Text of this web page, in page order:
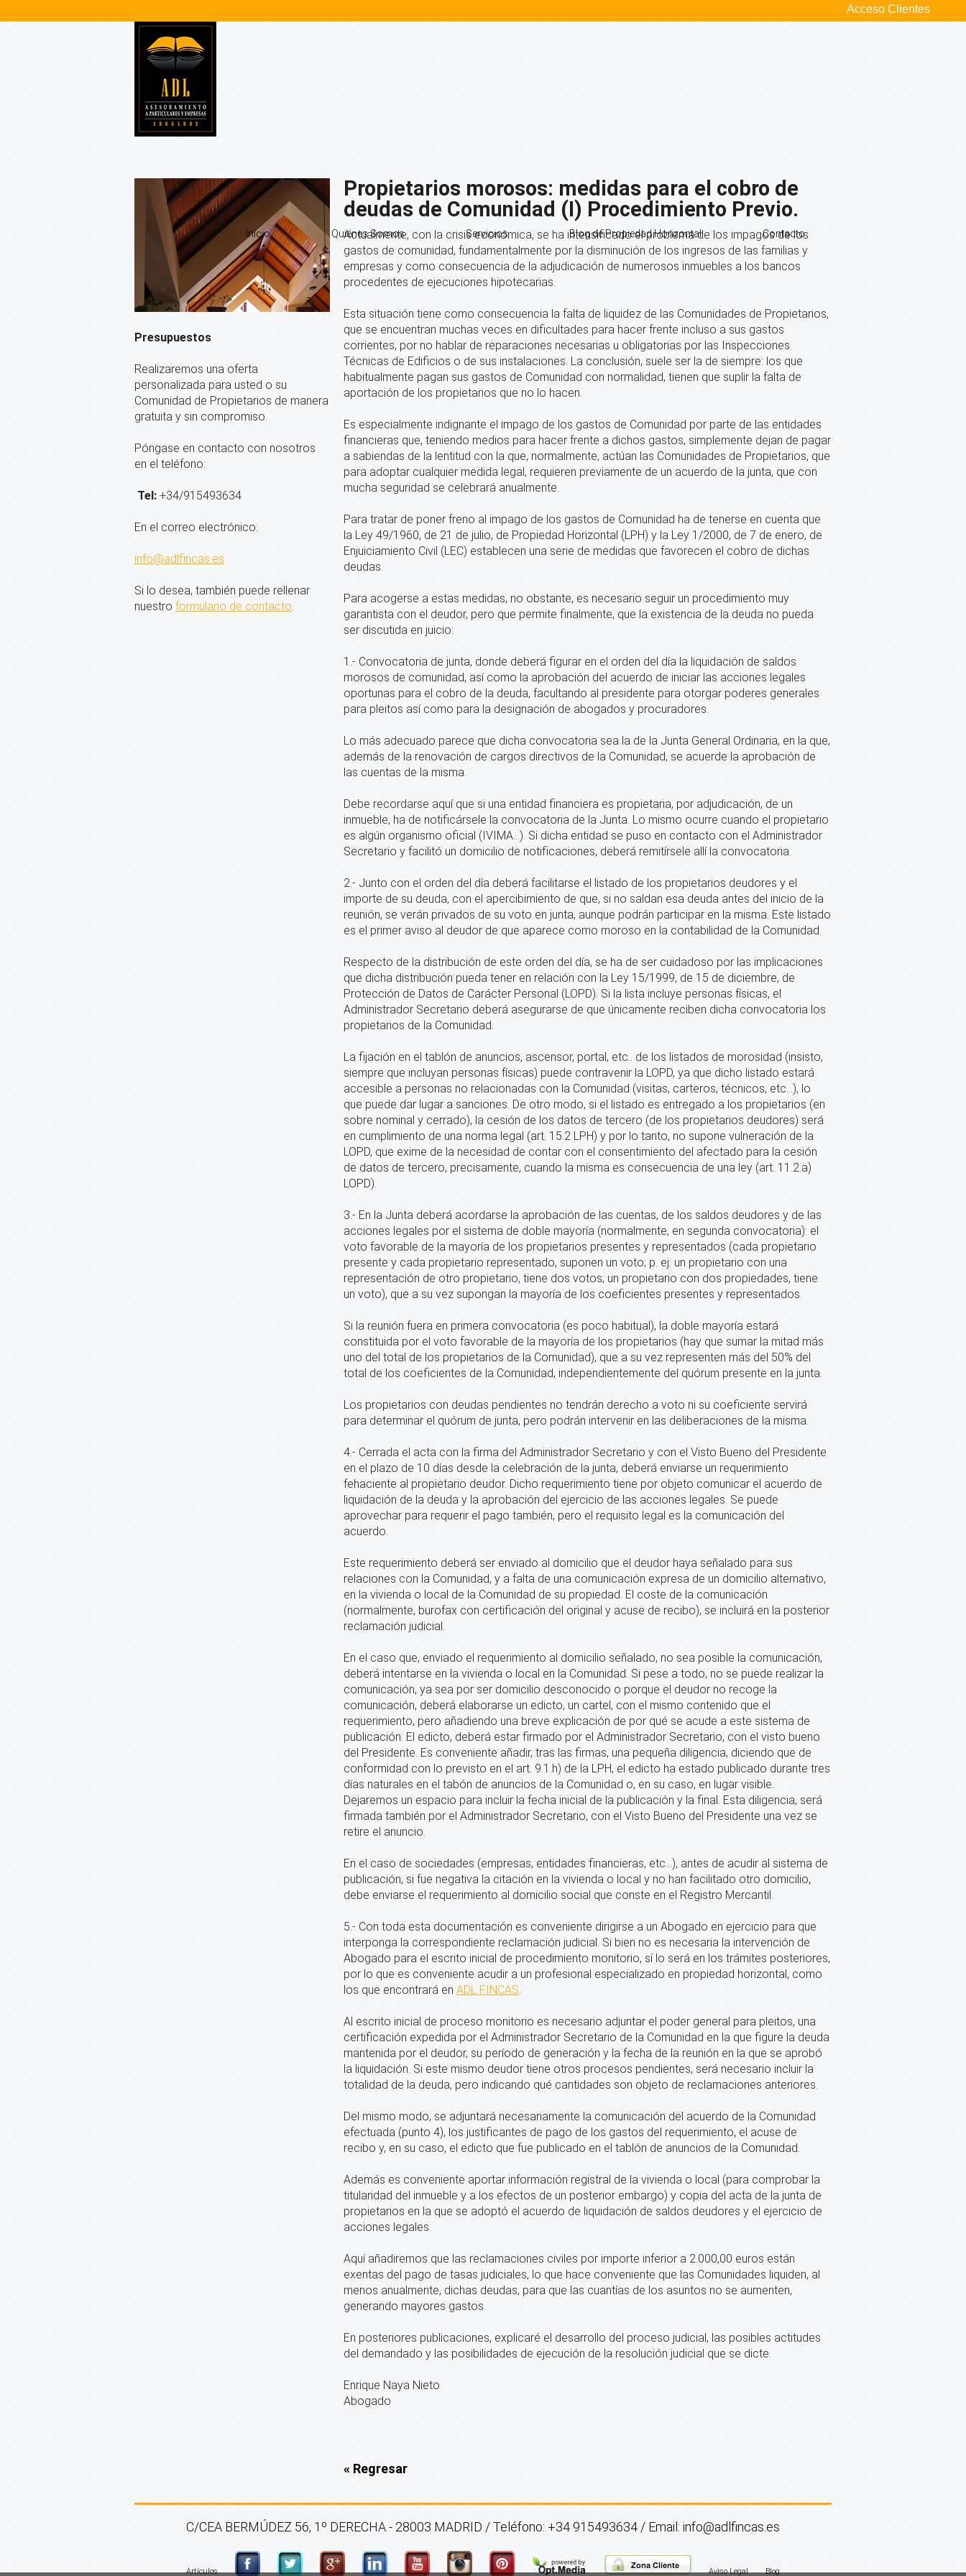
Inicio Quiénes Somos Servicios Blog de Propiedad Horizontal Contacto
Acceso Clientes
Presupuestos
Realizaremos una oferta
personalizada para usted o su
Comunidad de Propietarios de manera
gratuita y sin compromiso.
Póngase en contacto con nosotros
en el teléfono:
Tel: +34/915493634
En el correo electrónico:
info@adlfincas.es
Si lo desea, también puede rellenar
nuestro formulario de contacto.
Propietarios morosos: medidas para el cobro de
deudas de Comunidad (I) Procedimiento Previo.
Actualmente, con la crisis económica, se ha intensificado el problema de los impagos de los
gastos de comunidad, fundamentalmente por la disminución de los ingresos de las familias y
empresas y como consecuencia de la adjudicación de numerosos inmuebles a los bancos
procedentes de ejecuciones hipotecarias.
Esta situación tiene como consecuencia la falta de liquidez de las Comunidades de Propietarios,
que se encuentran muchas veces en dificultades para hacer frente incluso a sus gastos
corrientes, por no hablar de reparaciones necesarias u obligatorias por las Inspecciones
Técnicas de Edificios o de sus instalaciones. La conclusión, suele ser la de siempre: los que
habitualmente pagan sus gastos de Comunidad con normalidad, tienen que suplir la falta de
aportación de los propietarios que no lo hacen.
Es especialmente indignante el impago de los gastos de Comunidad por parte de las entidades
financieras que, teniendo medios para hacer frente a dichos gastos, simplemente dejan de pagar
a sabiendas de la lentitud con la que, normalmente, actúan las Comunidades de Propietarios, que
para adoptar cualquier medida legal, requieren previamente de un acuerdo de la junta, que con
mucha seguridad se celebrará anualmente.
Para tratar de poner freno al impago de los gastos de Comunidad ha de tenerse en cuenta que
la Ley 49/1960, de 21 de julio, de Propiedad Horizontal (LPH) y la Ley 1/2000, de 7 de enero, de
Enjuiciamiento Civil (LEC) establecen una serie de medidas que favorecen el cobro de dichas
deudas.
Para acogerse a estas medidas, no obstante, es necesario seguir un procedimiento muy
garantista con el deudor, pero que permite finalmente, que la existencia de la deuda no pueda
ser discutida en juicio:
1.- Convocatoria de junta, donde deberá figurar en el orden del día la liquidación de saldos
morosos de comunidad, así como la aprobación del acuerdo de iniciar las acciones legales
oportunas para el cobro de la deuda, facultando al presidente para otorgar poderes generales
para pleitos así como para la designación de abogados y procuradores.
Lo más adecuado parece que dicha convocatoria sea la de la Junta General Ordinaria, en la que,
además de la renovación de cargos directivos de la Comunidad, se acuerde la aprobación de
las cuentas de la misma.
Debe recordarse aquí que si una entidad financiera es propietaria, por adjudicación, de un
inmueble, ha de notificársele la convocatoria de la Junta. Lo mismo ocurre cuando el propietario
es algún organismo oficial (IVIMA...). Si dicha entidad se puso en contacto con el Administrador
Secretario y facilitó un domicilio de notificaciones, deberá remitírsele allí la convocatoria.
2.- Junto con el orden del día deberá facilitarse el listado de los propietarios deudores y el
importe de su deuda, con el apercibimiento de que, si no saldan esa deuda antes del inicio de la
reunión, se verán privados de su voto en junta, aunque podrán participar en la misma. Este listado
es el primer aviso al deudor de que aparece como moroso en la contabilidad de la Comunidad.
Respecto de la distribución de este orden del día, se ha de ser cuidadoso por las implicaciones
que dicha distribución pueda tener en relación con la Ley 15/1999, de 15 de diciembre, de
Protección de Datos de Carácter Personal (LOPD). Si la lista incluye personas físicas, el
Administrador Secretario deberá asegurarse de que únicamente reciben dicha convocatoria los
propietarios de la Comunidad.
La fijación en el tablón de anuncios, ascensor, portal, etc.. de los listados de morosidad (insisto,
siempre que incluyan personas físicas) puede contravenir la LOPD, ya que dicho listado estará
accesible a personas no relacionadas con la Comunidad (visitas, carteros, técnicos, etc...), lo
que puede dar lugar a sanciones. De otro modo, si el listado es entregado a los propietarios (en
sobre nominal y cerrado), la cesión de los datos de tercero (de los propietarios deudores) será
en cumplimiento de una norma legal (art. 15.2 LPH) y por lo tanto, no supone vulneración de la
LOPD, que exime de la necesidad de contar con el consentimiento del afectado para la cesión
de datos de tercero, precisamente, cuando la misma es consecuencia de una ley (art. 11.2.a)
LOPD).
3.- En la Junta deberá acordarse la aprobación de las cuentas, de los saldos deudores y de las
acciones legales por el sistema de doble mayoría (normalmente, en segunda convocatoria): el
voto favorable de la mayoría de los propietarios presentes y representados (cada propietario
presente y cada propietario representado, suponen un voto; p. ej: un propietario con una
representación de otro propietario, tiene dos votos; un propietario con dos propiedades, tiene
un voto), que a su vez supongan la mayoría de los coeficientes presentes y representados.
Si la reunión fuera en primera convocatoria (es poco habitual), la doble mayoría estará
constituida por el voto favorable de la mayoría de los propietarios (hay que sumar la mitad más
uno del total de los propietarios de la Comunidad), que a su vez representen más del 50% del
total de los coeficientes de la Comunidad, independientemente del quórum presente en la junta.
Los propietarios con deudas pendientes no tendrán derecho a voto ni su coeficiente servirá
para determinar el quórum de junta, pero podrán intervenir en las deliberaciones de la misma.
4.- Cerrada el acta con la firma del Administrador Secretario y con el Visto Bueno del Presidente
en el plazo de 10 días desde la celebración de la junta, deberá enviarse un requerimiento
fehaciente al propietario deudor. Dicho requerimiento tiene por objeto comunicar el acuerdo de
liquidación de la deuda y la aprobación del ejercicio de las acciones legales. Se puede
aprovechar para requerir el pago también, pero el requisito legal es la comunicación del
acuerdo.
Este requerimiento deberá ser enviado al domicilio que el deudor haya señalado para sus
relaciones con la Comunidad, y a falta de una comunicación expresa de un domicilio alternativo,
en la vivienda o local de la Comunidad de su propiedad. El coste de la comunicación
(normalmente, burofax con certificación del original y acuse de recibo), se incluirá en la posterior
reclamación judicial.
En el caso que, enviado el requerimiento al domicilio señalado, no sea posible la comunicación,
deberá intentarse en la vivienda o local en la Comunidad. Si pese a todo, no se puede realizar la
comunicación, ya sea por ser domicilio desconocido o porque el deudor no recoge la
comunicación, deberá elaborarse un edicto, un cartel, con el mismo contenido que el
requerimiento, pero añadiendo una breve explicación de por qué se acude a este sistema de
publicación. El edicto, deberá estar firmado por el Administrador Secretario, con el visto bueno
del Presidente. Es conveniente añadir, tras las firmas, una pequeña diligencia, diciendo que de
conformidad con lo previsto en el art. 9.1.h) de la LPH, el edicto ha estado publicado durante tres
días naturales en el tabón de anuncios de la Comunidad o, en su caso, en lugar visible.
Dejaremos un espacio para incluir la fecha inicial de la publicación y la final. Esta diligencia, será
firmada también por el Administrador Secretario, con el Visto Bueno del Presidente una vez se
retire el anuncio.
En el caso de sociedades (empresas, entidades financieras, etc...), antes de acudir al sistema de
publicación, si fue negativa la citación en la vivienda o local y no han facilitado otro domicilio,
debe enviarse el requerimiento al domicilio social que conste en el Registro Mercantil.
5.- Con toda esta documentación es conveniente dirigirse a un Abogado en ejercicio para que
interponga la correspondiente reclamación judicial. Si bien no es necesaria la intervención de
Abogado para el escrito inicial de procedimiento monitorio, sí lo será en los trámites posteriores,
por lo que es conveniente acudir a un profesional especializado en propiedad horizontal, como
los que encontrará en ADL FINCAS.
Al escrito inicial de proceso monitorio es necesario adjuntar el poder general para pleitos, una
certificación expedida por el Administrador Secretario de la Comunidad en la que figure la deuda
mantenida por el deudor, su período de generación y la fecha de la reunión en la que se aprobó
la liquidación. Si este mismo deudor tiene otros procesos pendientes, será necesario incluir la
totalidad de la deuda, pero indicando qué cantidades son objeto de reclamaciones anteriores.
Del mismo modo, se adjuntará necesariamente la comunicación del acuerdo de la Comunidad
efectuada (punto 4), los justificantes de pago de los gastos del requerimiento, el acuse de
recibo y, en su caso, el edicto que fue publicado en el tablón de anuncios de la Comunidad.
Además es conveniente aportar información registral de la vivienda o local (para comprobar la
titularidad del inmueble y a los efectos de un posterior embargo) y copia del acta de la junta de
propietarios en la que se adoptó el acuerdo de liquidación de saldos deudores y el ejercicio de
acciones legales.
Aquí añadiremos que las reclamaciones civiles por importe inferior a 2.000,00 euros están
exentas del pago de tasas judiciales, lo que hace conveniente que las Comunidades liquiden, al
menos anualmente, dichas deudas, para que las cuantías de los asuntos no se aumenten,
generando mayores gastos.
En posteriores publicaciones, explicaré el desarrollo del proceso judicial, las posibles actitudes
del demandado y las posibilidades de ejecución de la resolución judicial que se dicte.
Enrique Naya Nieto
Abogado
« Regresar
C/CEA BERMÚDEZ 56, 1º DERECHA - 28003 MADRID / Teléfono: +34 915493634 / Email: info@adlfincas.es
Artículos Aviso Legal Blog